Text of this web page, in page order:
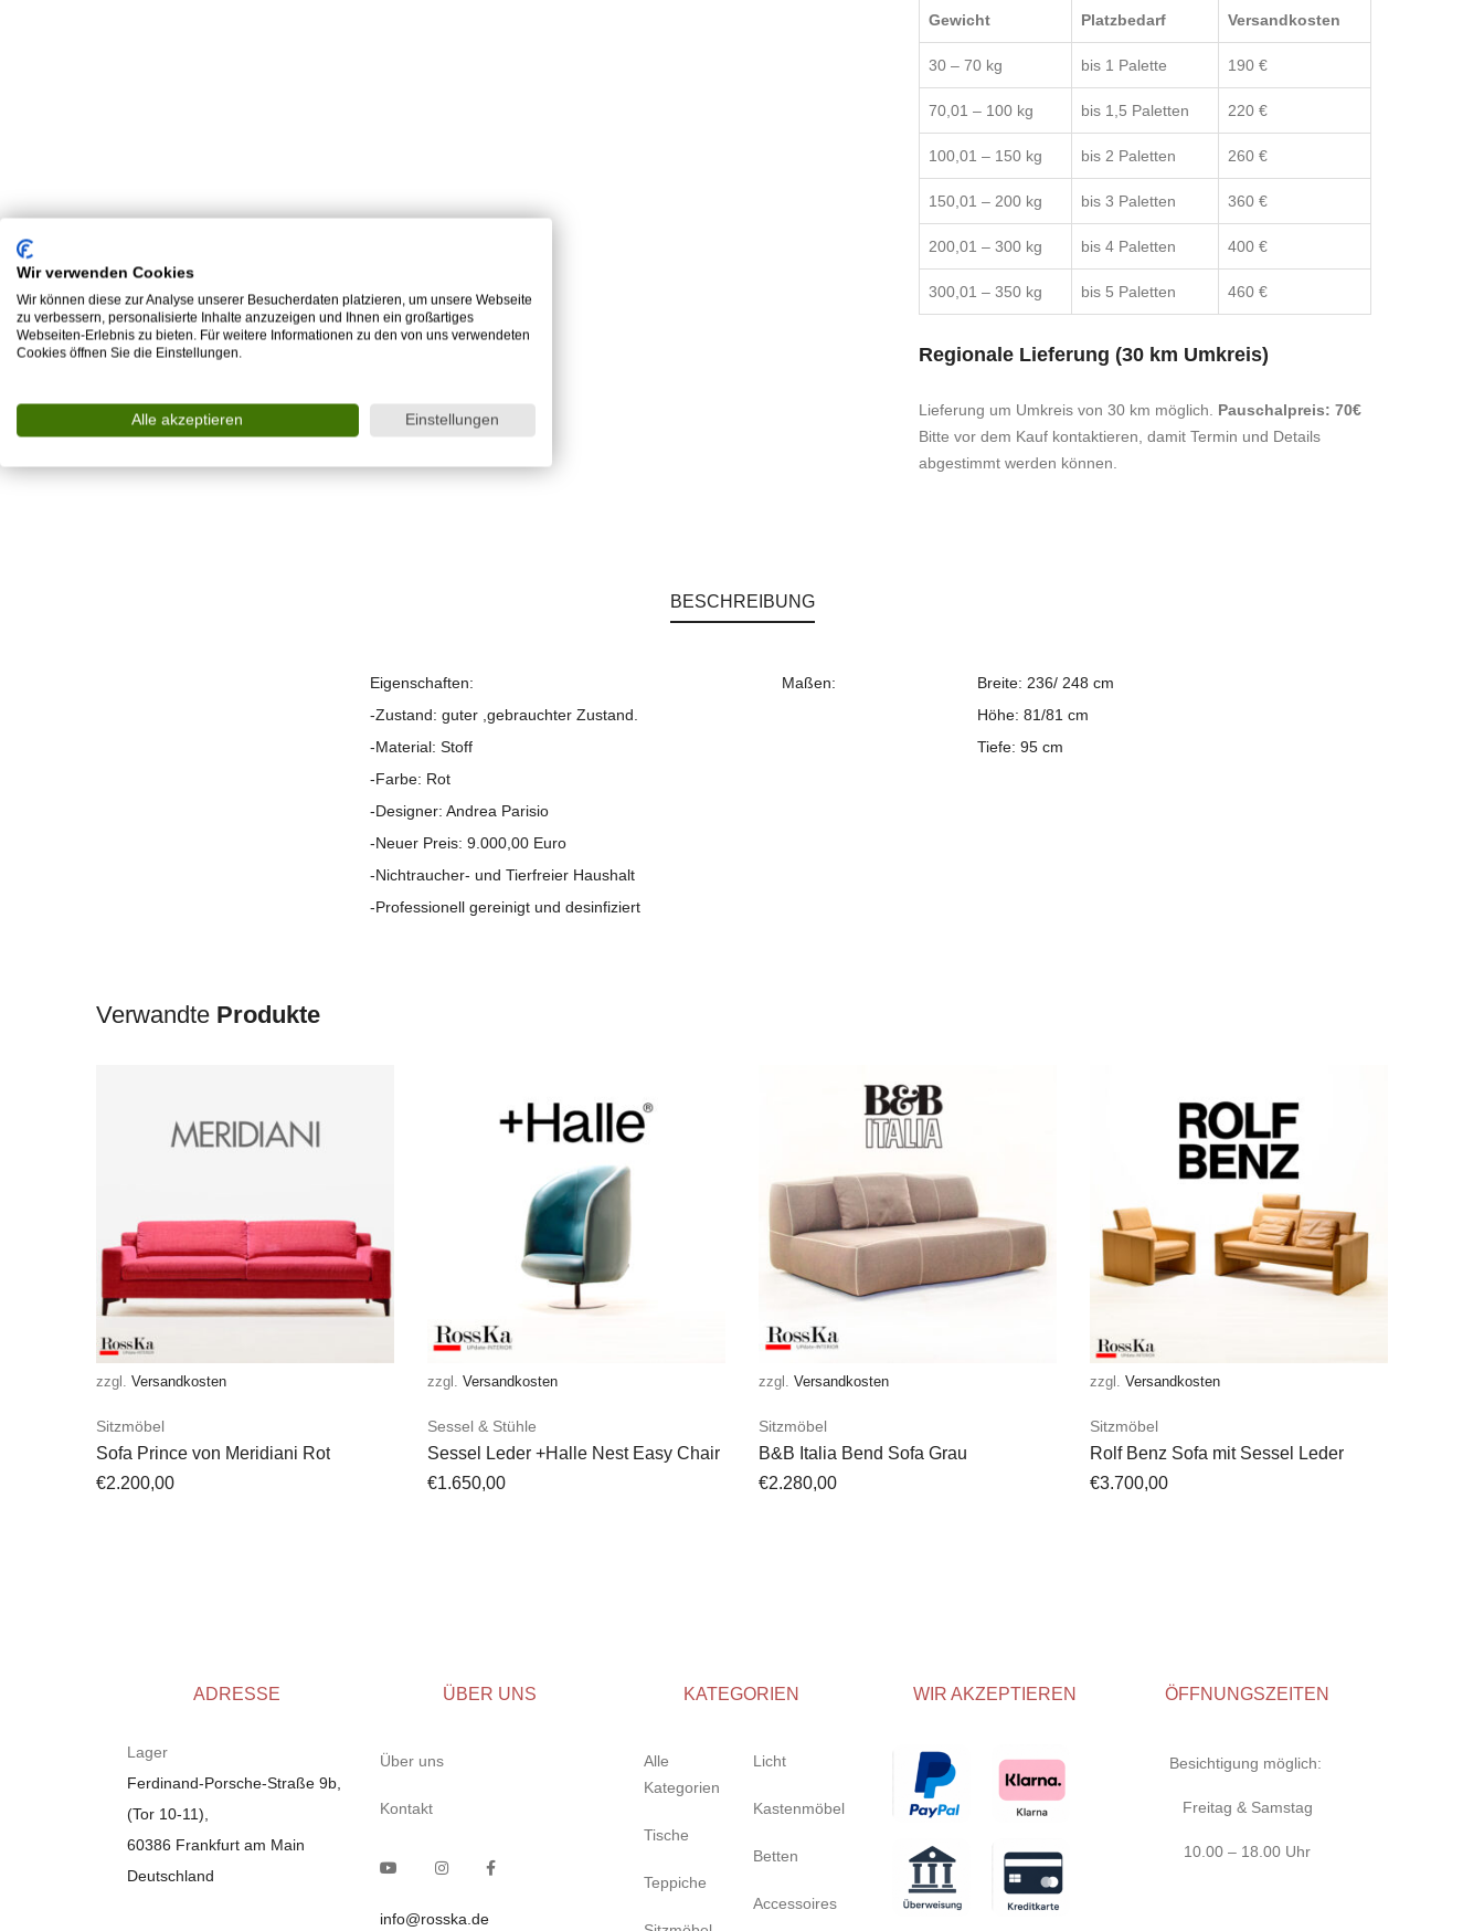
Gewicht Platzbedarf Versandkosten
30 – 70 kg bis 1 Palette 190 €
70,01 – 100 kg bis 1,5 Paletten 220 €
100,01 – 150 kg bis 2 Paletten 260 €
150,01 – 200 kg bis 3 Paletten 360 €
200,01 – 300 kg bis 4 Paletten 400 €
300,01 – 350 kg bis 5 Paletten 460 €
Regionale Lieferung (30 km Umkreis)
Lieferung um Umkreis von 30 km möglich. Pauschalpreis: 70€
Bitte vor dem Kauf kontaktieren, damit Termin und Details
abgestimmt werden können.
BESCHREIBUNG
Eigenschaften:
-Zustand: guter ,gebrauchter Zustand.
-Material: Stoff
-Farbe: Rot
-Designer: Andrea Parisio
-Neuer Preis: 9.000,00 Euro
-Nichtraucher- und Tierfreier Haushalt
-Professionell gereinigt und desinfiziert
Maßen:
Breite: 236/ 248 cm
Höhe: 81/81 cm
Tiefe: 95 cm
Verwandte Produkte
zzgl. Versandkosten
Sitzmöbel
Sofa Prince von Meridiani Rot
€2.200,00
zzgl. Versandkosten
Sessel & Stühle
Sessel Leder +Halle Nest Easy Chair
€1.650,00
zzgl. Versandkosten
Sitzmöbel
B&B Italia Bend Sofa Grau
€2.280,00
zzgl. Versandkosten
Sitzmöbel
Rolf Benz Sofa mit Sessel Leder
€3.700,00
ADRESSE
Lager
Ferdinand-Porsche-Straße 9b,
(Tor 10-11),
60386 Frankfurt am Main
Deutschland
ÜBER UNS
Über uns
Kontakt
info@rosska.de
KATEGORIEN
Alle
Kategorien
Tische
Teppiche
Licht
Kastenmöbel
Betten
Accessoires
WIR AKZEPTIEREN ÖFFNUNGSZEITEN
Besichtigung möglich:
Freitag & Samstag
10.00 – 18.00 Uhr
Wir verwenden Cookies
Wir können diese zur Analyse unserer Besucherdaten platzieren, um unsere Webseite
zu verbessern, personalisierte Inhalte anzuzeigen und Ihnen ein großartiges
Webseiten-Erlebnis zu bieten. Für weitere Informationen zu den von uns verwendeten
Cookies öffnen Sie die Einstellungen.
Alle akzeptieren Einstellungen